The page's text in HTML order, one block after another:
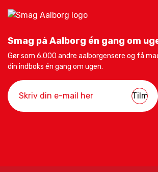
Smag på Aalborg én gang om
Gør som 6.000 andre aalborgensere og få
din indboks én gang om ugen.